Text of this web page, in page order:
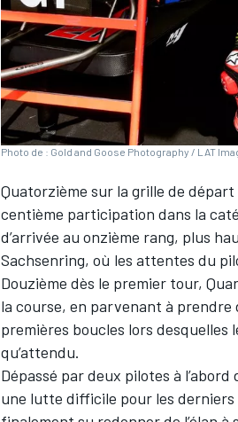
WEC
Photo de : Gold and Goose Photography / LAT
Quatorzième sur la grille de
centième participation dans la
d’arrivée au onzième rang, plus
Sachsenring, où les attentes du
Douzième dès le premier tour,
la course, en parvenant à
premières boucles lors
qu’attendu.
Dépassé par deux pilotes à
une lutte difficile pour les derniers